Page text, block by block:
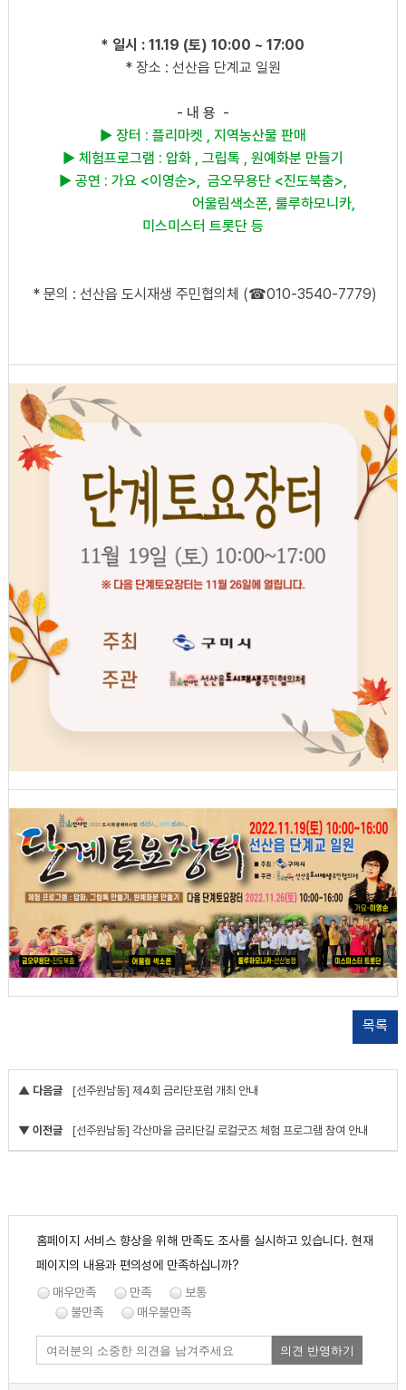
* 일시 : 11.19 (토) 10:00 ~ 17:00
* 장소 : 선산읍 단계교 일원
- 내 용 -
▶ 장터 : 플리마켓 , 지역농산물 판매
▶ 체험프로그램 : 압화 , 그립톡 , 원예화분 만들기
▶ 공연 : 가요 <이영순>, 금오무용단 <진도북춤>,
어울림색소폰, 룰루하모니카,
미스미스터 트롯단 등
* 문의 : 선산읍 도시재생 주민협의체 (☎010-3540-7779)
목록
▲ 다음글 [선주원남동] 제4회 금리단포럼 개최 안내
▼ 이전글 [선주원남동] 각산마을 금리단길 로컬굿즈 체험 프로그램 참여 안내
홈페이지 서비스 향상을 위해 만족도 조사를 실시하고 있습니다. 현재
페이지의 내용과 편의성에 만족하십니까?
매우만족
만족
보통
불만족
매우불만족
의견 반영하기